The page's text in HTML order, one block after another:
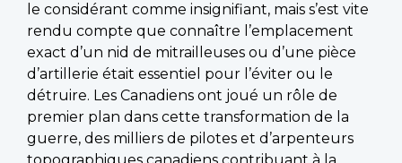
le considérant comme insignifiant, mais s’est vite
rendu compte que connaître l’emplacement
exact d’un nid de mitrailleuses ou d’une pièce
d’artillerie était essentiel pour l’éviter ou le
détruire. Les Canadiens ont joué un rôle de
premier plan dans cette transformation de la
guerre, des milliers de pilotes et d’arpenteurs